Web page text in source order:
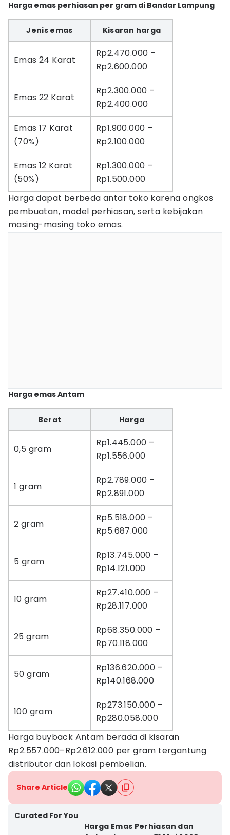
Harga emas perhiasan per gram di Bandar Lampung
Jenis emas Kisaran harga
Emas 24 Karat
Rp2.470.000 –
Rp2.600.000
Emas 22 Karat
Rp2.300.000 –
Rp2.400.000
Emas 17 Karat
(70%)
Rp1.900.000 –
Rp2.100.000
Emas 12 Karat
(50%)
Rp1.300.000 –
Rp1.500.000
Harga dapat berbeda antar toko karena ongkos
pembuatan, model perhiasan, serta kebijakan
masing-masing toko emas.
Harga emas Antam
Berat Harga
0,5 gram
Rp1.445.000 –
Rp1.556.000
1 gram
Rp2.789.000 –
Rp2.891.000
2 gram
Rp5.518.000 –
Rp5.687.000
5 gram
Rp13.745.000 –
Rp14.121.000
10 gram
Rp27.410.000 –
Rp28.117.000
25 gram
Rp68.350.000 –
Rp70.118.000
50 gram
Rp136.620.000 –
Rp140.168.000
100 gram
Rp273.150.000 –
Rp280.058.000
Harga buyback Antam berada di kisaran
Rp2.557.000–Rp2.612.000 per gram tergantung
distributor dan lokasi pembelian.
Share Article
Curated For You
Harga Emas Perhiasan dan